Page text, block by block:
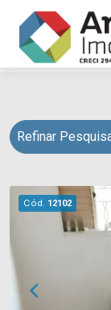
Refinar
Cód. 12102